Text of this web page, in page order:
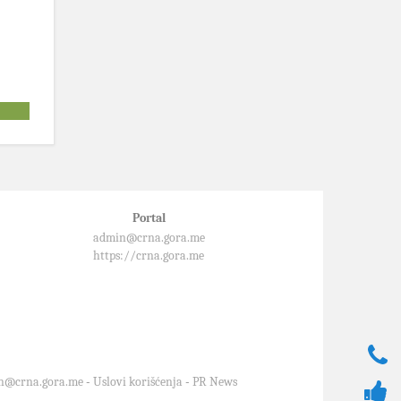
Portal
admin@crna.gora.me
https://crna.gora.me
- Uslovi korišćenja - PR News